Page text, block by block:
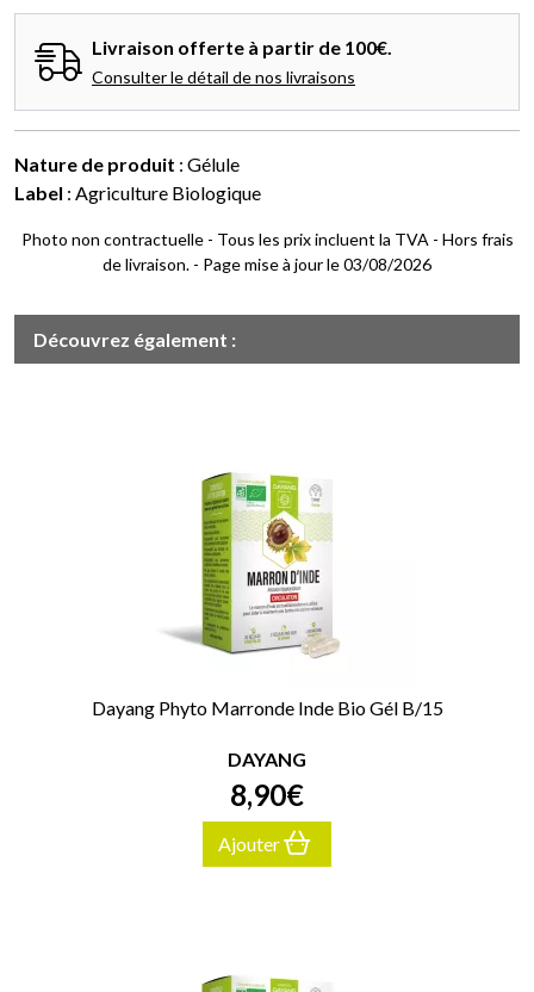
Livraison offerte à partir de 100€.
Consulter le détail de nos livraisons
Nature de produit : Gélule
Label : Agriculture Biologique
Photo non contractuelle - Tous les prix incluent la TVA - Hors frais
de livraison. - Page mise à jour le 03/08/2026
Découvrez également :
Dayang Phyto Marronde Inde Bio Gél B/15
DAYANG
8,90€
Ajouter